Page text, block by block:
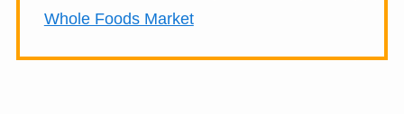
Whole Foods Market